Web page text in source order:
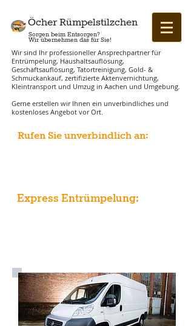
Sorgen beim Entsorgen?
Wir übernehmen das für Sie!
Öcher Rümpelstilzchen
Wir sind Ihr professioneller Ansprechpartner für
Entrümpelung, Haushaltsauflösung,
Geschäftsauflösung, Tatortreinigung, Gold- &
Schmuckankauf, zertifizierte Aktenvernichtung,
Kleintransport und Umzug in Aachen und Umgebung.
Gerne erstellen wir Ihnen ein unverbindliches und
kostenloses Angebot vor Ort.
Rufen Sie unverbindlich an:
Express Entrümpelung: